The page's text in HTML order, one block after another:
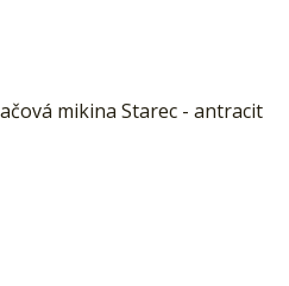
mikina Starec - antracit